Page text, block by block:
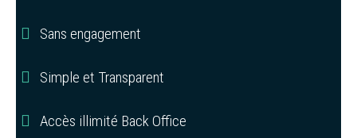
Sans engagement
Simple et Transparent
Accès illimité Back Office